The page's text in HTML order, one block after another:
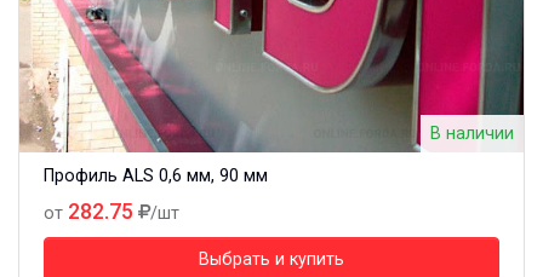
В наличии
Профиль ALS 0,6 мм, 90 мм
от 282.75 /шт
Выбрать и купить